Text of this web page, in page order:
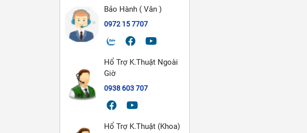
Bảo Hành ( Vân )
0972 15 7707
Hổ Trợ K.Thuật Ngoài
Giờ
0938 603 707
Hổ Trợ K.Thuật (Khoa)